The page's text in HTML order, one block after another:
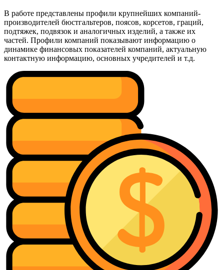
В работе представлены профили крупнейших компаний-
производителей бюстгальтеров, поясов, корсетов, граций,
подтяжек, подвязок и аналогичных изделий, а также их
частей. Профили компаний показывают информацию о
динамике финансовых показателей компаний, актуальную
контактную информацию, основных учредителей и т.д.